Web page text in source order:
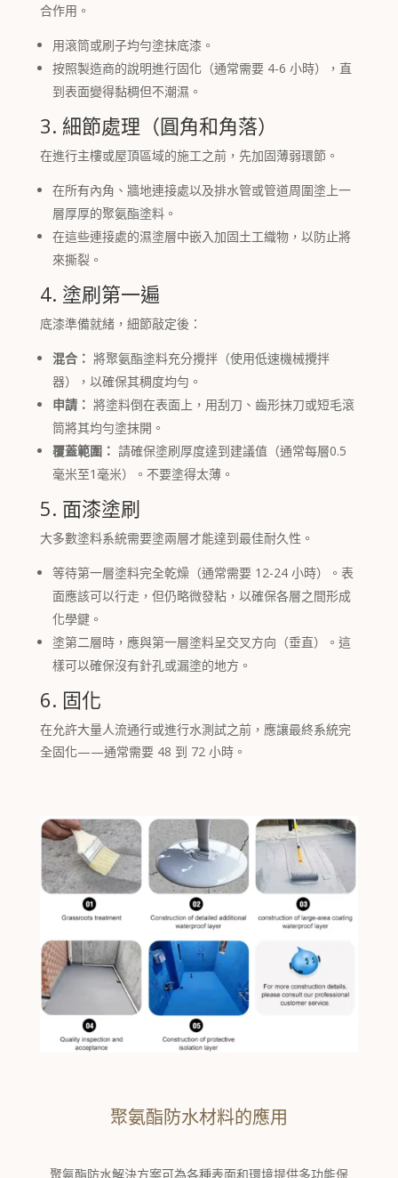
合作用。
用滾筒或刷子均勻塗抹底漆。
按照製造商的說明進行固化（通常需要 4-6 小時），直
到表面變得黏稠但不潮濕。
3. 細節處理（圓角和角落）
在進行主樓或屋頂區域的施工之前，先加固薄弱環節。
在所有內角、牆地連接處以及排水管或管道周圍塗上一
層厚厚的聚氨酯塗料。
在這些連接處的濕塗層中嵌入加固土工織物，以防止將
來撕裂。
4. 塗刷第一遍
底漆準備就緒，細節敲定後：
混合： 將聚氨酯塗料充分攪拌（使用低速機械攪拌
器），以確保其稠度均勻。
申請： 將塗料倒在表面上，用刮刀、齒形抹刀或短毛滾
筒將其均勻塗抹開。
覆蓋範圍： 請確保塗刷厚度達到建議值（通常每層0.5
毫米至1毫米）。不要塗得太薄。
5. 面漆塗刷
大多數塗料系統需要塗兩層才能達到最佳耐久性。
等待第一層塗料完全乾燥（通常需要 12-24 小時）。表
面應該可以行走，但仍略微發粘，以確保各層之間形成
化學鍵。
塗第二層時，應與第一層塗料呈交叉方向（垂直）。這
樣可以確保沒有針孔或漏塗的地方。
6. 固化
在允許大量人流通行或進行水測試之前，應讓最終系統完
全固化——通常需要 48 到 72 小時。
聚氨酯防水材料的應用
聚氨酯防水解決方案可為各種表面和環境提供多功能保